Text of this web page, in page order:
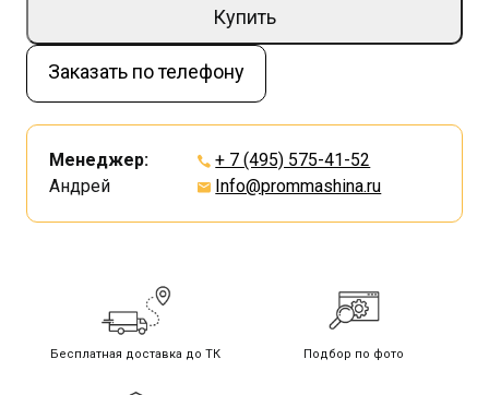
Купить
Заказать по телефону
Менеджер:
Андрей
+ 7 (495) 575-41-52
Info@prommashina.ru
Бесплатная доставка до ТК Подбор по фото